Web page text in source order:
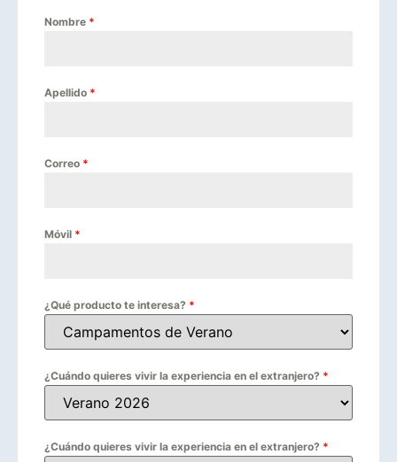
Nombre *
Apellido *
Correo *
Móvil *
¿Qué producto te interesa? *
¿Cuándo quieres vivir la experiencia en el extranjero? *
¿Cuándo quieres vivir la experiencia en el extranjero? *